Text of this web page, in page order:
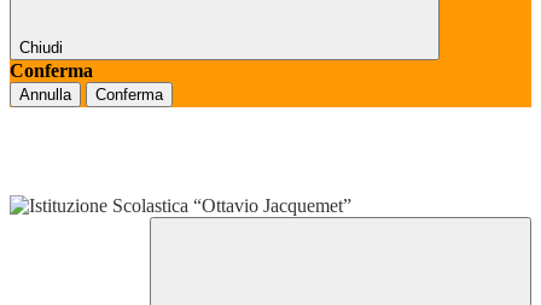
Chiudi
Conferma
Annulla Conferma